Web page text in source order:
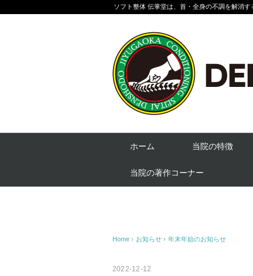
ソフト整体 伝掌堂は、首・全身の不調を解消
ホーム 当院の特徴
当院の著作コーナー
Home › お知らせ › 年末年始のお知らせ
2022-12-12